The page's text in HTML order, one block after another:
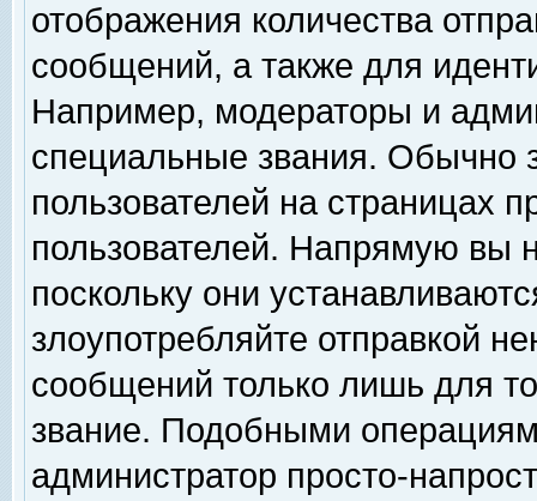
отображения количества
сообщений, а также для
Например, модераторы и
специальные звания. Обычно
пользователей на страницах
пользователей. Напрямую вы
поскольку они
злоупотребляйте отправкой
сообщений только лишь для
звание. Подобными
администратор просто-